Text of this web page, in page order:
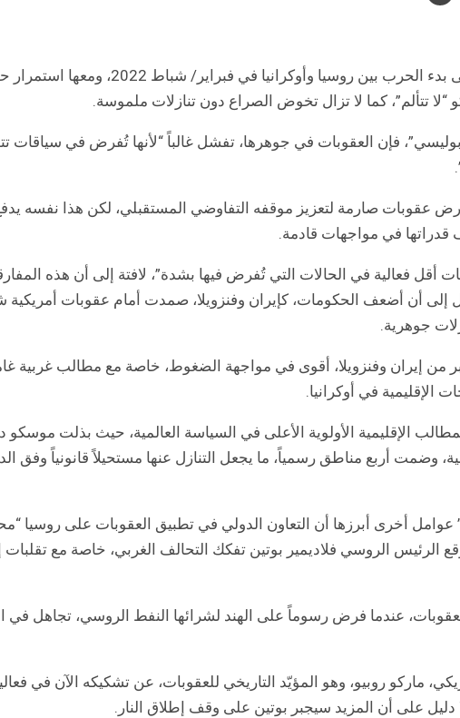
رغم مرور نحو 40 شهراً على بدء الحرب بين روسيا
“لا تتألم”، كما لا تزال تخوض الصراع دون تنازلات ملموسة.
فإن العقوبات في جوهرها، تفشل غالباً “لأنها تُفرض في سياقات
عقوبات صارمة لتعزيز موقفه التفاوضي المستقبلي، لكن هذا نفسه
في مواجهات قادمة.
أقل فعالية في الحالات التي تُفرض فيها بشدة”، لافتة إلى أن هذه
إلى أن أضعف الحكومات، كإيران وفنزويلا، صمدت أمام عقوبات أمريكية
جوهرية.
من إيران وفنزويلا، أقوى في مواجهة الضغوط، خاصة مع مطالب
الإقليمية في أوكرانيا.
الإقليمية الأولوية الأعلى في السياسة العالمية، حيث بذلت موسكو
وضمت أربع مناطق رسمياً، ما يجعل التنازل عنها مستحيلاً قانونياً وفق
أخرى أبرزها أن التعاون الدولي في تطبيق العقوبات على روسيا
الرئيس الروسي فلاديمير بوتين تفكك التحالف الغربي، خاصة مع تقلبات
عندما فرض رسوماً على الهند لشرائها النفط الروسي، تجاهل في
ماركو روبيو، وهو المؤيّد التاريخي للعقوبات، عن تشكيكه الآن في
دليل على أن المزيد سيجبر بوتين على وقف إطلاق النار.